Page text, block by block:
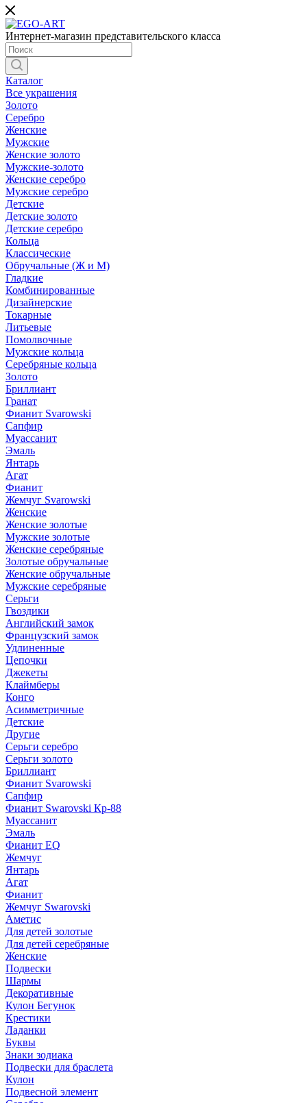
Интернет-магазин представительского класса
Каталог
Все украшения
Золото
Серебро
Женские
Мужские
Женские золото
Мужские-золото
Женские серебро
Мужские серебро
Детские
Детские золото
Детские серебро
Кольца
Классические
Обручальные (Ж и М)
Гладкие
Комбинированные
Дизайнерские
Токарные
Литьевые
Помолвочные
Мужские кольца
Серебряные кольца
Золото
Бриллиант
Гранат
Фианит Svarowski
Сапфир
Муассанит
Эмаль
Янтарь
Агат
Фианит
Жемчуг Svarowski
Женские
Женские золотые
Мужские золотые
Женские серебряные
Золотые обручальные
Женские обручальные
Мужские серебряные
Серьги
Гвоздики
Английский замок
Французский замок
Удлиненные
Цепочки
Джекеты
Клаймберы
Конго
Асимметричные
Детские
Другие
Серьги серебро
Серьги золото
Бриллиант
Фианит Svarowski
Сапфир
Фианит Swarovski Кр-88
Муассанит
Эмаль
Фианит EQ
Жемчуг
Янтарь
Агат
Фианит
Жемчуг Swarovski
Аметис
Для детей золотые
Для детей серебряные
Женские
Подвески
Шармы
Декоративные
Кулон Бегунок
Крестики
Ладанки
Буквы
Знаки зодиака
Подвески для браслета
Кулон
Подвесной элемент